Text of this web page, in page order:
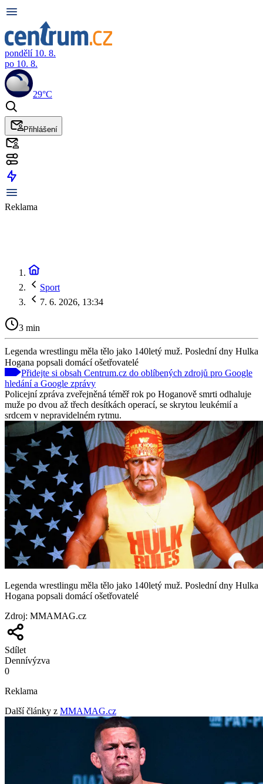
pondělí 10. 8.
po 10. 8.
29°C
Přihlášení
Reklama
Sport
7. 6. 2026, 13:34
3 min
Legenda wrestlingu měla tělo jako 140letý muž. Poslední dny Hulka
Hogana popsali domácí ošetřovatelé
Přidejte si obsah Centrum.cz do oblíbených zdrojů pro Google
hledání a Google zprávy
Policejní zpráva zveřejněná téměř rok po Hoganově smrti odhaluje
muže po dvou až třech desítkách operací, se skrytou leukémií a
srdcem v nepravidelném rytmu.
Legenda wrestlingu měla tělo jako 140letý muž. Poslední dny Hulka
Hogana popsali domácí ošetřovatelé
Zdroj: MMAMAG.cz
Sdílet
Dennívýzva
0
Reklama
Další články z MMAMAG.cz